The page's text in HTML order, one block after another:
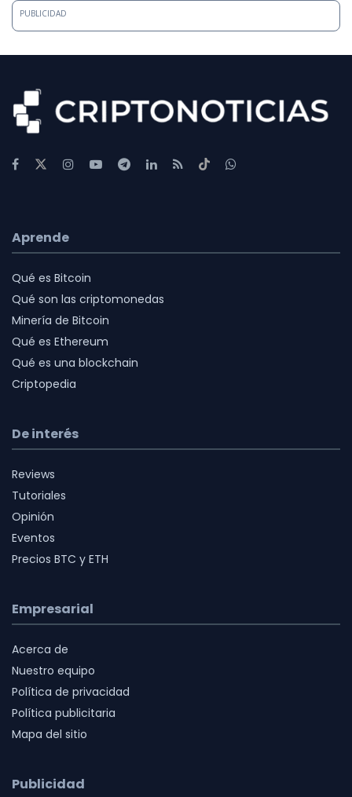
PUBLICIDAD
Aprende
Qué es Bitcoin
Qué son las criptomonedas
Minería de Bitcoin
Qué es Ethereum
Qué es una blockchain
Criptopedia
De interés
Reviews
Tutoriales
Opinión
Eventos
Precios BTC y ETH
Empresarial
Acerca de
Nuestro equipo
Política de privacidad
Política publicitaria
Mapa del sitio
Publicidad